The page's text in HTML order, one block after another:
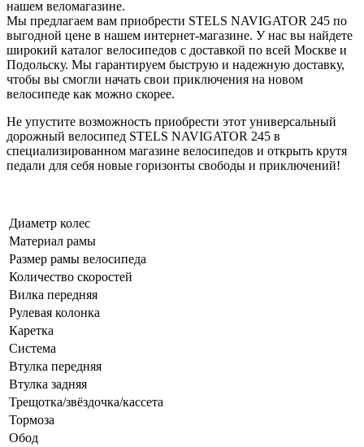
нашем веломагазине.
Мы предлагаем вам приобрести STELS NAVIGATOR 245 по
выгодной цене в нашем интернет-магазине. У нас вы найдете
широкий каталог велосипедов с доставкой по всей Москве и
Подольску. Мы гарантируем быструю и надежную доставку,
чтобы вы смогли начать свои приключения на новом
велосипеде как можно скорее.
Не упустите возможность приобрести этот универсальный
дорожный велосипед STELS NAVIGATOR 245 в
специализированном магазине велосипедов и открыть крутя
педали для себя новые горизонты свободы и приключений!
Диаметр колес
Материал рамы
Размер рамы велосипеда
Количество скоростей
Вилка передняя
Рулевая колонка
Каретка
Система
Втулка передняя
Втулка задняя
Трещотка/звёздочка/кассета
Тормоза
Обод